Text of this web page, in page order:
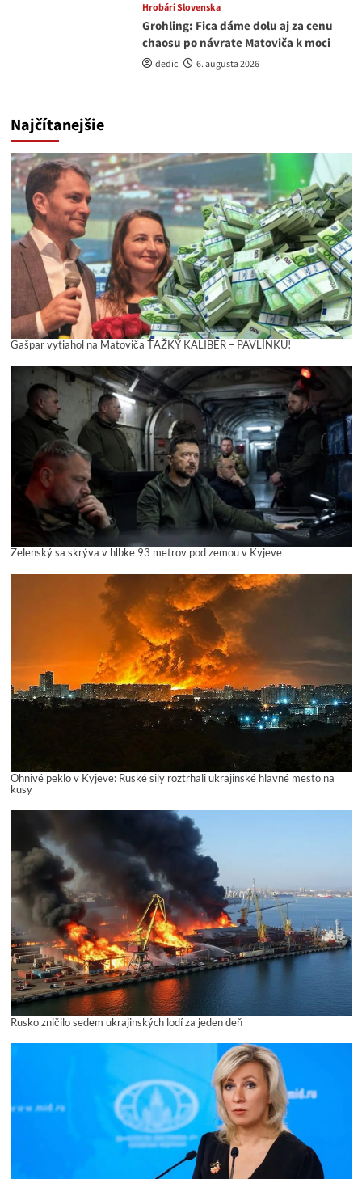
Hrobári Slovenska
Grohling: Fica dáme dolu aj za cenu
chaosu po návrate Matoviča k moci
dedic 6. augusta 2026
Najčítanejšie
Gašpar vytiahol na Matoviča ŤAŽKÝ KALIBER – PAVLÍNKU!
Zelenský sa skrýva v hĺbke 93 metrov pod zemou v Kyjeve
Ohnivé peklo v Kyjeve: Ruské sily roztrhali ukrajinské hlavné mesto na
kusy
Rusko zničilo sedem ukrajinských lodí za jeden deň